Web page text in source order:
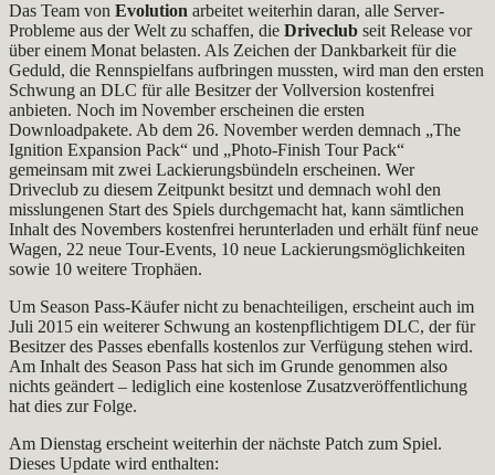
Das Team von Evolution arbeitet weiterhin daran, alle Server-
Probleme aus der Welt zu schaffen, die Driveclub seit Release vor
über einem Monat belasten. Als Zeichen der Dankbarkeit für die
Geduld, die Rennspielfans aufbringen mussten, wird man den ersten
Schwung an DLC für alle Besitzer der Vollversion kostenfrei
anbieten. Noch im November erscheinen die ersten
Downloadpakete. Ab dem 26. November werden demnach „The
Ignition Expansion Pack“ und „Photo-Finish Tour Pack“
gemeinsam mit zwei Lackierungsbündeln erscheinen. Wer
Driveclub zu diesem Zeitpunkt besitzt und demnach wohl den
misslungenen Start des Spiels durchgemacht hat, kann sämtlichen
Inhalt des Novembers kostenfrei herunterladen und erhält fünf neue
Wagen, 22 neue Tour-Events, 10 neue Lackierungsmöglichkeiten
sowie 10 weitere Trophäen.
Um Season Pass-Käufer nicht zu benachteiligen, erscheint auch im
Juli 2015 ein weiterer Schwung an kostenpflichtigem DLC, der für
Besitzer des Passes ebenfalls kostenlos zur Verfügung stehen wird.
Am Inhalt des Season Pass hat sich im Grunde genommen also
nichts geändert – lediglich eine kostenlose Zusatzveröffentlichung
hat dies zur Folge.
Am Dienstag erscheint weiterhin der nächste Patch zum Spiel.
Dieses Update wird enthalten: